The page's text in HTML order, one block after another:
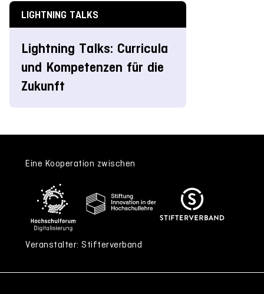
LIGHTNING TALKS
Lightning Talks: Curricula
und Kompetenzen für die
Zukunft
Eine Kooperation zwischen
Veranstalter: Stifterverband